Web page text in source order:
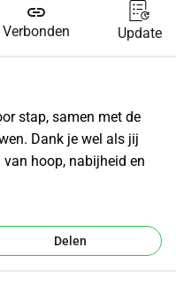
link
Verbonden Update
stap, samen met de
Dank je wel als jij
hoop, nabijheid en
Delen